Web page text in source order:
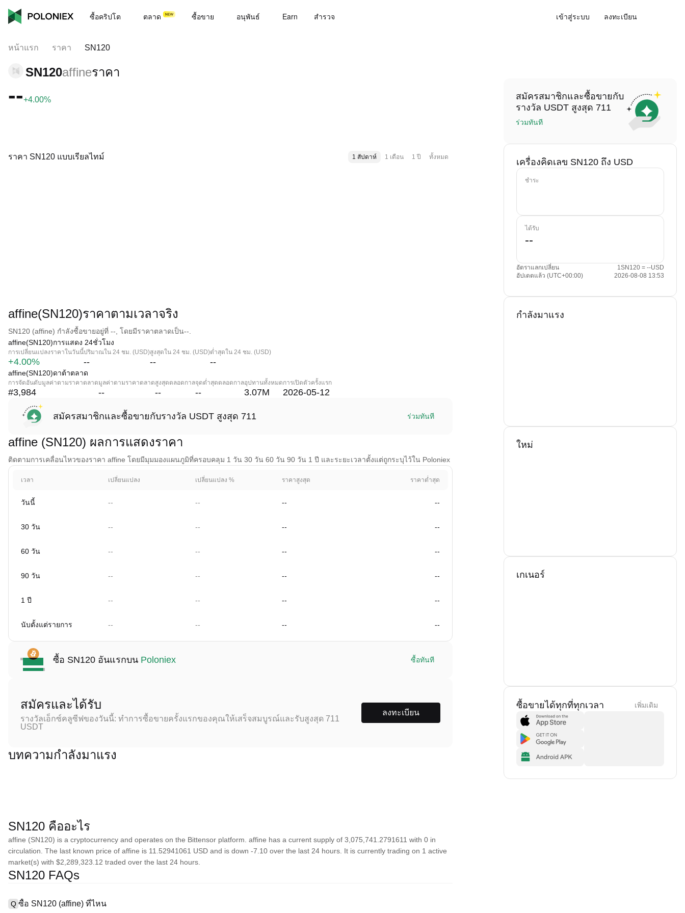
ซื้อคริปโต ตลาด ซื้อขาย อนุพันธ์ Earn สํารวจ เข้าสู่ระบบ ลงทะเบียน
หน้าแรก ราคา SN120
SN120affineราคา
--+4.00%
ราคา SN120 แบบเรียลไทม์ 1 สัปดาห์ 1 เดือน 1 ปี ทั้งหมด
affine(SN120)ราคาตามเวลาจริง
SN120 (affine) กำลังซื้อขายอยู่ที่ --, โดยมีราคาตลาดเป็น--.
affine(SN120)การแสดง 24ชั่วโมง
การเปลี่ยนแปลงราคาในวันนี้
+4.00%
ปริมาณใน 24 ชม. (USD)
--
สูงสุดใน 24 ชม. (USD)
--
ต่ำสุดใน 24 ชม. (USD)
--
affine(SN120)ดาต้าตลาด
การจัดอันดับมูลค่าตามราคาตลาด
#3,984
มูลค่าตามราคาตลาด
--
สูงสุดตลอดกาล
--
จุดต่ำสุดตลอดกาล
--
อุปทานทั้งหมด
3.07M
การเปิดตัวครั้งแรก
2026-05-12
สมัครสมาชิกและซื้อขายกับรางวัล USDT สูงสุด 711 ร่วมทันที
affine (SN120) ผลการแสดงราคา
ติดตามการเคลื่อนไหวของราคา affine โดยมีมุมมองแผนภูมิที่ครอบคลุม 1 วัน 30 วัน 60 วัน 90 วัน 1 ปี และระยะเวลาตั้งแต่ถูกระบุไว้ใน Poloniex
เวลา เปลี่ยนแปลง เปลี่ยนแปลง % ราคาสูงสุด ราคาต่ำสุด
วันนี้ -- -- -- --
30 วัน -- -- -- --
60 วัน -- -- -- --
90 วัน -- -- -- --
1 ปี -- -- -- --
นับตั้งแต่รายการ -- -- -- --
ซื้อ SN120 อันแรกบน Poloniex ซื้อทันที
สมัครและได้รับ
รางวัลเอ็กซ์คลูซีฟของวันนี้: ทำการซื้อขายครั้งแรกของคุณให้เสร็จสมบูรณ์และรับสูงสุด 711
USDT
ลงทะเบียน
บทความกำลังมาแรง
SN120 คืออะไร
affine (SN120) is a cryptocurrency and operates on the Bittensor platform. affine has a current supply of 3,075,741.2791611 with 0 in
circulation. The last known price of affine is 11.52941061 USD and is down -7.10 over the last 24 hours. It is currently trading on 1 active
market(s) with $2,289,323.12 traded over the last 24 hours.
SN120 FAQs
Q ซื้อ SN120 (affine) ที่ไหน
สมัครสมาชิกและซื้อขายกับ
รางวัล USDT สูงสุด 711
ร่วมทันที
เครื่องคิดเลข SN120 ถึง USD
ชำระ
ได้รับ
อัตราแลกเปลี่ยน
1SN120 = --USD
อัปเดตแล้ว (UTC+00:00)
2026-08-08 13:53
กำลังมาแรง
ใหม่
เกเนอร์
ซื้อขายได้ทุกที่ทุกเวลา เพิ่มเดิม